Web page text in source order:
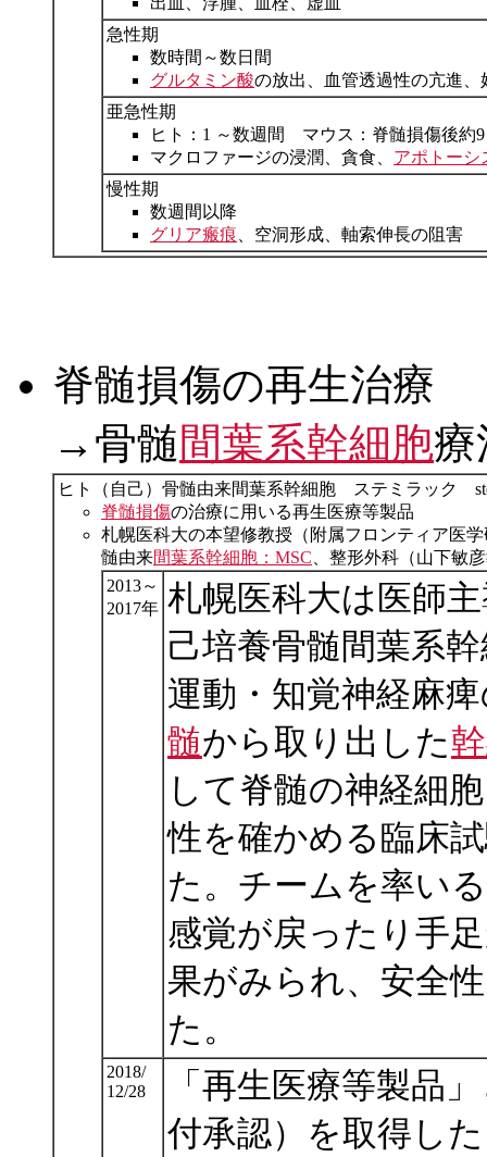
急性期
数時間～数日間
グルタミン酸の放出、血管透過性の亢進、
亜急性期
ヒト：1 ～数週間 マウス：脊髄損傷後約
マクロファージの浸潤、貪食、 アポトーシ
慢性期
数週間以降
グリア瘢痕 、空洞形成、軸索伸長の阻害
脊髄損傷の再生治療
→骨髄間葉系幹細胞
ヒト（自己）骨髄由来間葉系幹細胞 ステミラック
脊髄損傷の治療に用いる再生医療等製品
札幌医科大の本望修教授（附属フロンティア医
髄由来間葉系幹細胞：MSC 、整形外科（山下敏
2013～
2017年 札幌医科大は医師
己培養骨髄間葉系
運動・知覚神経麻
髄から取り出した
して脊髄の神経細
性を確かめる臨床
た。チームを率い
感覚が戻ったり手
果がみられ、安全
た。
2018/
12/28
「再生医療等製品
付承認）を取得し